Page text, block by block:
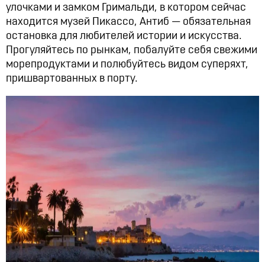
улочками и замком Гримальди, в котором сейчас
находится музей Пикассо, Антиб — обязательная
остановка для любителей истории и искусства.
Прогуляйтесь по рынкам, побалуйте себя свежими
морепродуктами и полюбуйтесь видом суперяхт,
пришвартованных в порту.